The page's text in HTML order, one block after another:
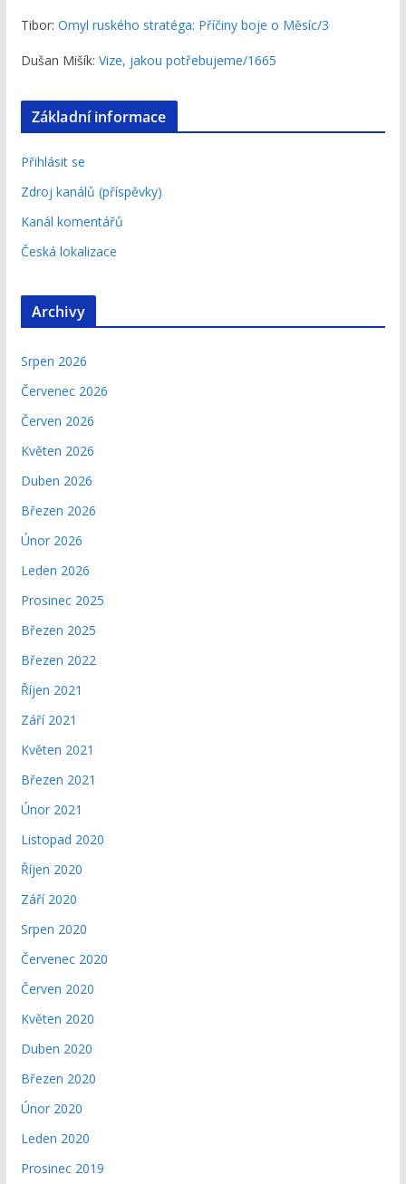
Tibor: Omyl ruského stratéga: Příčiny boje o Měsíc/3
Dušan Mišík: Vize, jakou potřebujeme/1665
Základní informace
Přihlásit se
Zdroj kanálů (příspěvky)
Kanál komentářů
Česká lokalizace
Archivy
Srpen 2026
Červenec 2026
Červen 2026
Květen 2026
Duben 2026
Březen 2026
Únor 2026
Leden 2026
Prosinec 2025
Březen 2025
Březen 2022
Říjen 2021
Září 2021
Květen 2021
Březen 2021
Únor 2021
Listopad 2020
Říjen 2020
Září 2020
Srpen 2020
Červenec 2020
Červen 2020
Květen 2020
Duben 2020
Březen 2020
Únor 2020
Leden 2020
Prosinec 2019